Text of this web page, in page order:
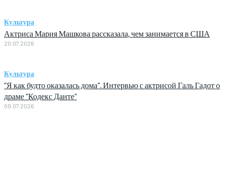
Культура
Актриса Мария Машкова рассказала, чем занимается в США
20.07.2026
Культура
"Я как будто оказалась дома". Интервью с актрисой Галь Гадот о
драме "Кодекс Данте"
09.07.2026